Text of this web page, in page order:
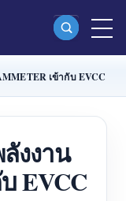
(WEM2067)
เข้ากับ EVCC
งงาน
EVCC